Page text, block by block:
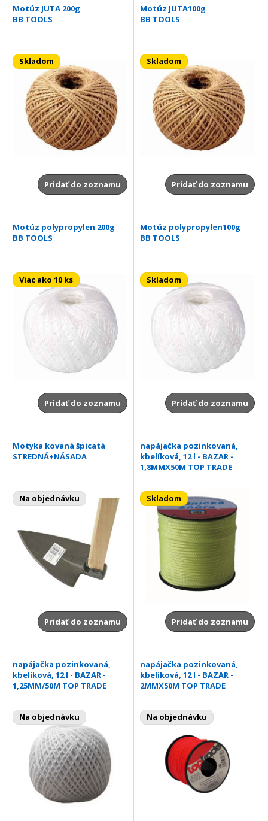
Motúz JUTA 200g
BB TOOLS
Skladom
Pridať do zoznamu
Motúz JUTA100g
BB TOOLS
Skladom
Pridať do zoznamu
Motúz polypropylen 200g
BB TOOLS
Viac ako 10 ks
Pridať do zoznamu
Motúz polypropylen100g
BB TOOLS
Skladom
Pridať do zoznamu
Motyka kovaná špicatá
STREDNÁ+NÁSADA
Na objednávku
Pridať do zoznamu
napájačka pozinkovaná,
kbelíková, 12 l - BAZAR -
1,8MMX50M TOP TRADE
Skladom
Pridať do zoznamu
napájačka pozinkovaná,
kbelíková, 12 l - BAZAR -
1,25MM/50M TOP TRADE
Na objednávku
napájačka pozinkovaná,
kbelíková, 12 l - BAZAR -
2MMX50M TOP TRADE
Na objednávku